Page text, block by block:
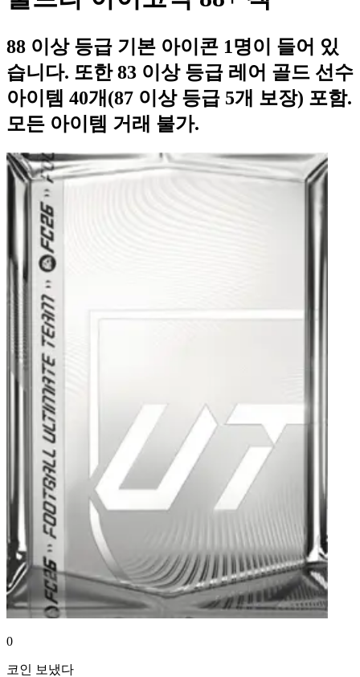
88 이상 등급 기본 아이콘 1명이 들어 있
습니다. 또한 83 이상 등급 레어 골드 선수
아이템 40개(87 이상 등급 5개 보장) 포함.
모든 아이템 거래 불가.
0
코인 보냈다